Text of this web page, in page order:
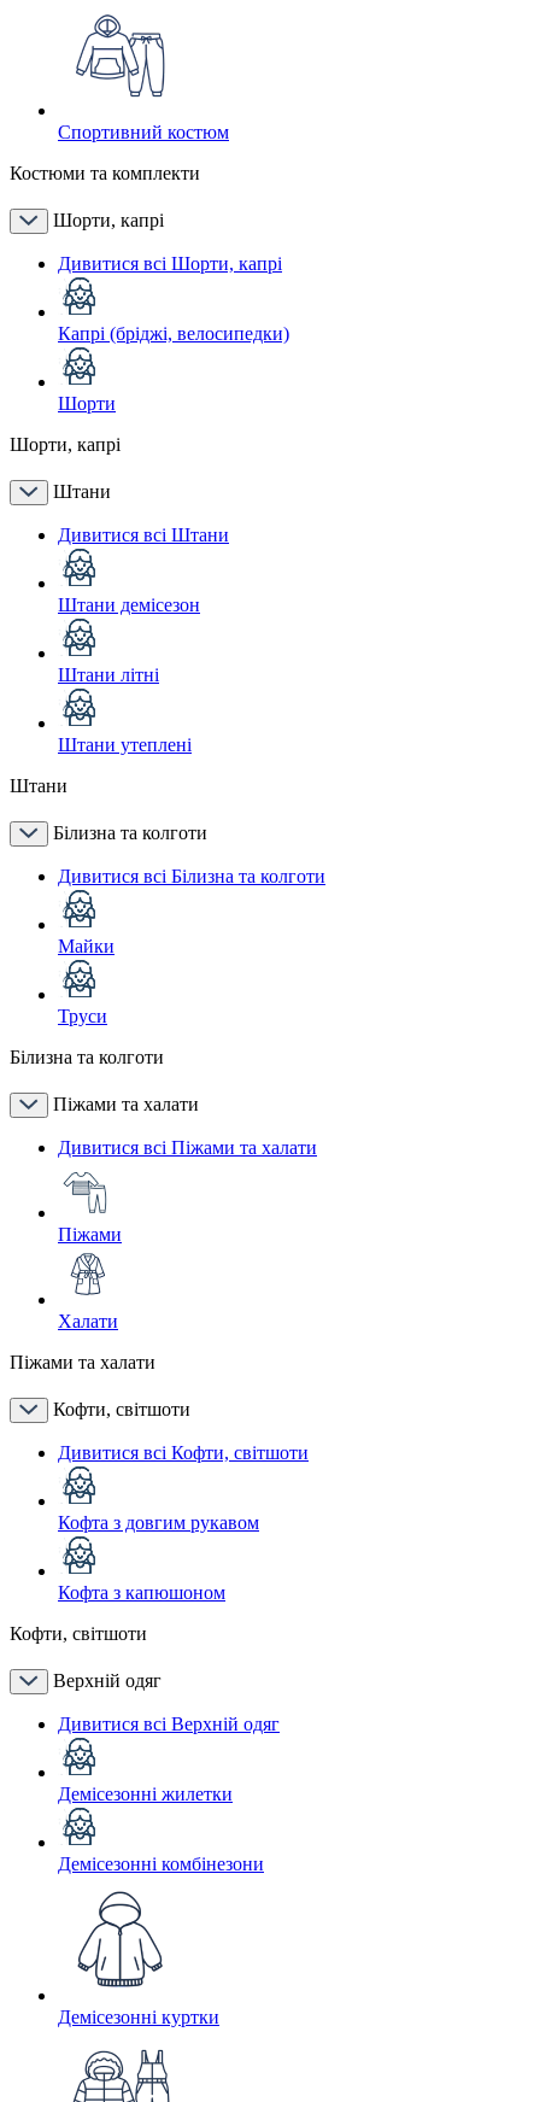
Спортивний костюм
Костюми та комплекти
Шорти, капрі
Дивитися всі Шорти, капрі
Капрі (бріджі, велосипедки)
Шорти
Шорти, капрі
Штани
Дивитися всі Штани
Штани демісезон
Штани літні
Штани утеплені
Штани
Білизна та колготи
Дивитися всі Білизна та колготи
Майки
Труси
Білизна та колготи
Піжами та халати
Дивитися всі Піжами та халати
Піжами
Халати
Піжами та халати
Кофти, світшоти
Дивитися всі Кофти, світшоти
Кофта з довгим рукавом
Кофта з капюшоном
Кофти, світшоти
Верхній одяг
Дивитися всі Верхній одяг
Демісезонні жилетки
Демісезонні комбінезони
Демісезонні куртки